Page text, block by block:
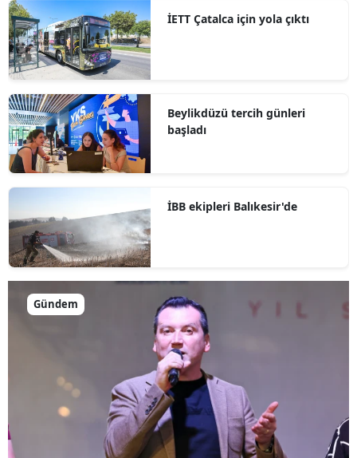
İETT Çatalca için yola çıktı
Beylikdüzü tercih günleri
başladı
İBB ekipleri Balıkesir'de
Gündem